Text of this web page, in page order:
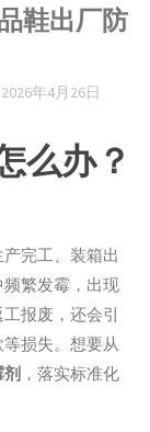
鞋出厂防
2026年4月26日
么办？
完工、装箱出
繁发霉，出现
报废，还会引
损失。想要从
剂 ，落实标准化